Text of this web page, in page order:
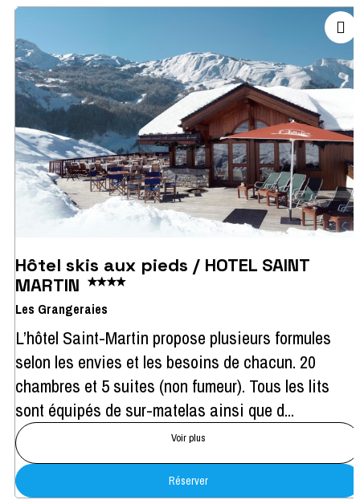
Hôtel skis aux pieds / HOTEL SAINT
MARTIN
Les Grangeraies
L’hôtel Saint-Martin propose plusieurs formules
selon les envies et les besoins de chacun. 20
chambres et 5 suites (non fumeur). Tous les lits
sont équipés de sur-matelas ainsi que d...
Voir plus
Réserver